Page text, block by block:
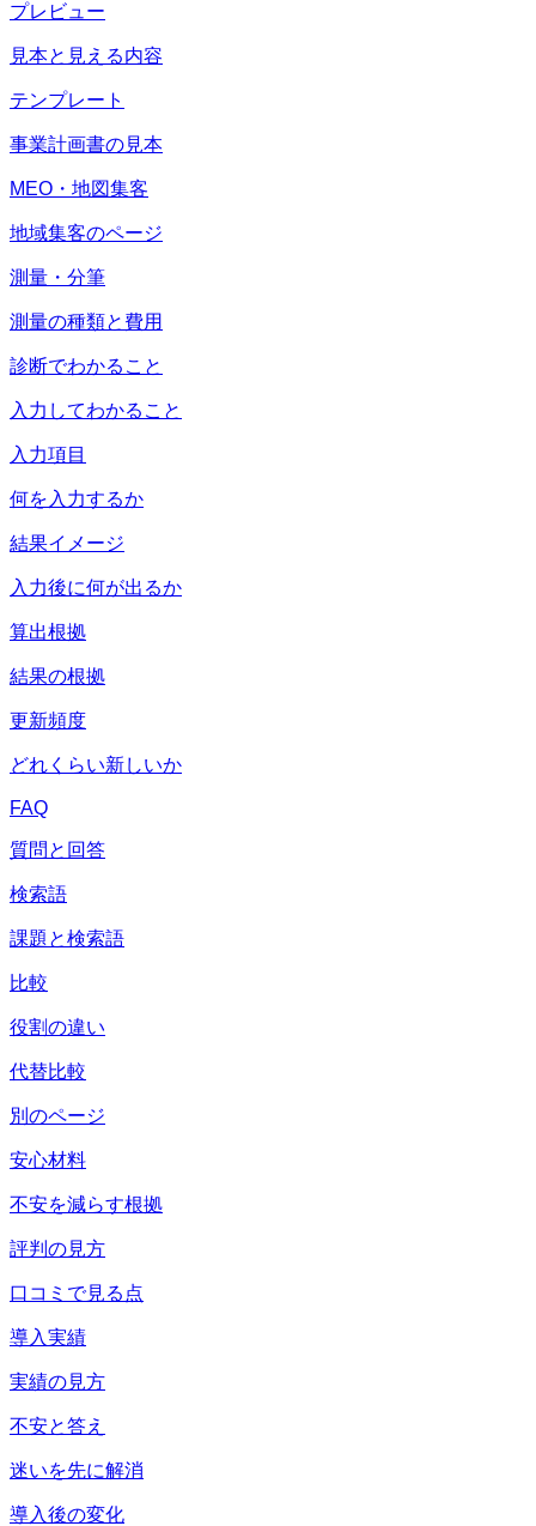
プレビュー
見本と見える内容
テンプレート
事業計画書の見本
MEO・地図集客
地域集客のページ
測量・分筆
測量の種類と費用
診断でわかること
入力してわかること
入力項目
何を入力するか
結果イメージ
入力後に何が出るか
算出根拠
結果の根拠
更新頻度
どれくらい新しいか
FAQ
質問と回答
検索語
課題と検索語
比較
役割の違い
代替比較
別のページ
安心材料
不安を減らす根拠
評判の見方
口コミで見る点
導入実績
実績の見方
不安と答え
迷いを先に解消
導入後の変化